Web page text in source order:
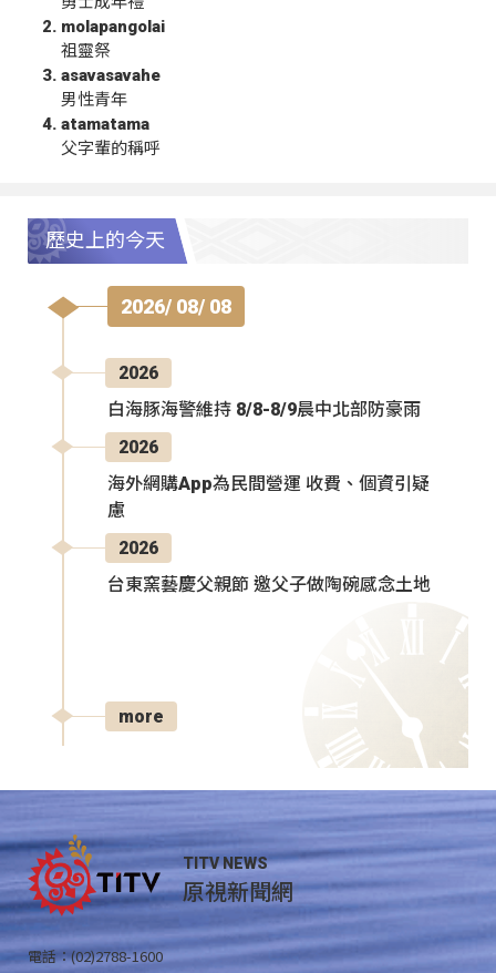
molapangolai
祖靈祭
asavasavahe
男性青年
atamatama
父字輩的稱呼
歷史上的今天
2026/ 08/ 08
2026
白海豚海警維持 8/8-8/9晨中北部防豪雨
2026
海外網購App為民間營運 收費、個資引疑
慮
2026
台東窯藝慶父親節 邀父子做陶碗感念土地
more
TITV NEWS
原視新聞網
電話：(02)2788-1600